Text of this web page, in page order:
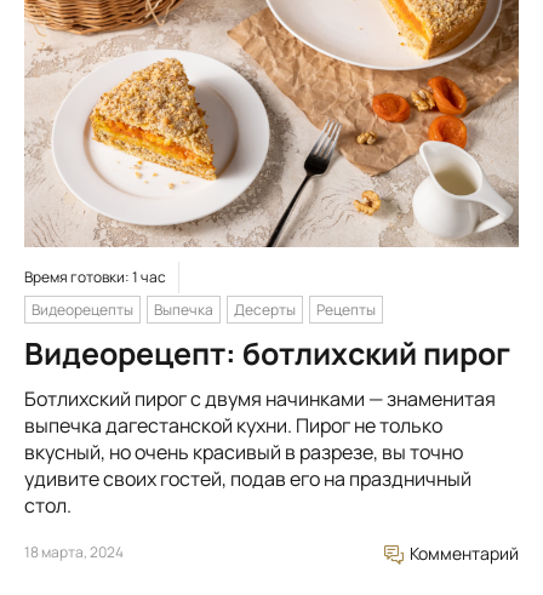
Время готовки: 1 час
Видеорецепты
Выпечка Десерты Рецепты
Видеорецепт: ботлихский пирог
Ботлихский пирог с двумя начинками — знаменитая
выпечка дагестанской кухни. Пирог не только
вкусный, но очень красивый в разрезе, вы точно
удивите своих гостей, подав его на праздничный
стол.
18 марта, 2024 Комментарий